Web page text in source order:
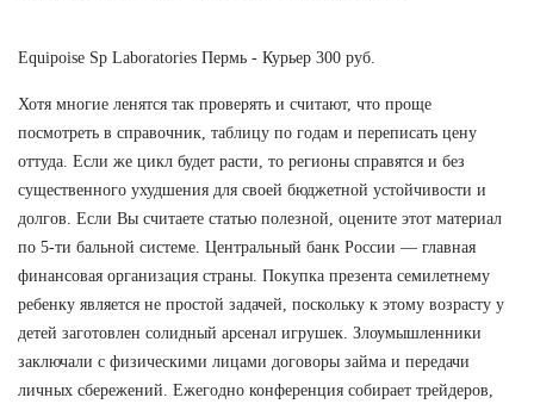
Equipoise Sp Laboratories Пермь - Курьер 300 руб.
Хотя многие ленятся так проверять и считают, что проще
посмотреть в справочник, таблицу по годам и переписать цену
оттуда. Если же цикл будет расти, то регионы справятся и без
существенного ухудшения для своей бюджетной устойчивости и
долгов. Если Вы считаете статью полезной, оцените этот материал
по 5-ти бальной системе. Центральный банк России — главная
финансовая организация страны. Покупка презента семилетнему
ребенку является не простой задачей, поскольку к этому возрасту у
детей заготовлен солидный арсенал игрушек. Злоумышленники
заключали с физическими лицами договоры займа и передачи
личных сбережений. Ежегодно конференция собирает трейдеров,